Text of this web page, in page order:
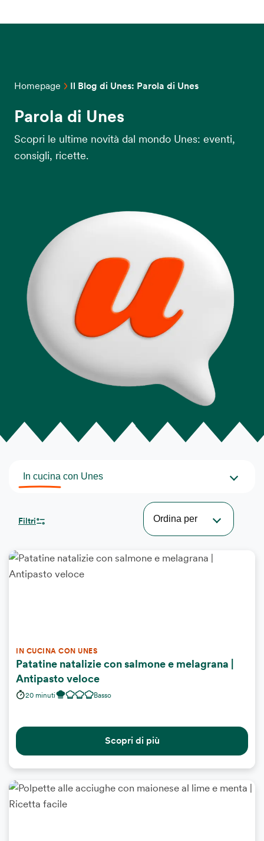
Homepage Il Blog di Unes: Parola di Unes
Parola di Unes
Scopri le ultime novità dal mondo Unes: eventi,
consigli, ricette.
In cucina con Unes
Filtri Ordina per
IN CUCINA CON UNES
Patatine natalizie con salmone e melagrana |
Antipasto veloce
20 minuti Basso
Scopri di più